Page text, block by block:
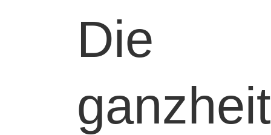
Die